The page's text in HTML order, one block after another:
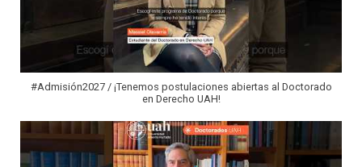
#Admisión2027 / ¡Tenemos postulaciones abiertas al Doctorado
en Derecho UAH!